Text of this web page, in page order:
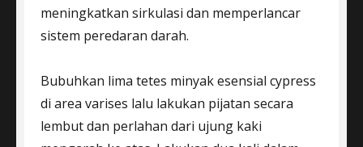
meningkatkan sirkulasi dan memperlancar
sistem peredaran darah.
Bubuhkan lima tetes minyak esensial cypress
di area varises lalu lakukan pijatan secara
lembut dan perlahan dari ujung kaki